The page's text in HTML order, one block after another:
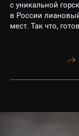
с уникальной
в России
мест. Так что,